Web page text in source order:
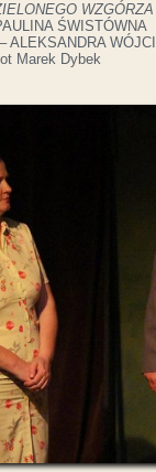
WZGÓRZA
ŚWISTÓWNA
ALEKSANDRA
Marek Dybek